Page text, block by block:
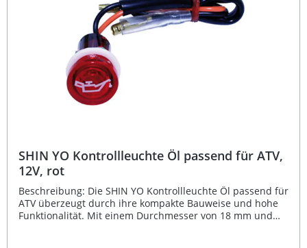
geschaltetes Plus Kompaktes Design – ideal für
Motorräder, Roller und Fahrzeuge Einfache Installation
und wasserdichtes Gehäuse Lieferumfang: 1x SHIN YO
USB-Steckdose 2-fach
SHIN YO Kontrollleuchte Öl passend für ATV,
12V, rot
Beschreibung: Die SHIN YO Kontrollleuchte Öl passend für
ATV überzeugt durch ihre kompakte Bauweise und hohe
Funktionalität. Mit einem Durchmesser von 18 mm und